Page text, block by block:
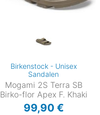
Birkenstock - Unisex
Sandalen
Mogami 2S Terra SB
Birko-flor Apex F. Khaki
99,90 €